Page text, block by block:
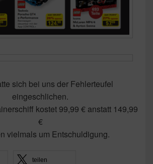
sich bei uns der Fehlerteufel
eingeschlichen.
kostet 99,99 € anstatt 149,99
€
vielmals um Entschuldigung.
teilen